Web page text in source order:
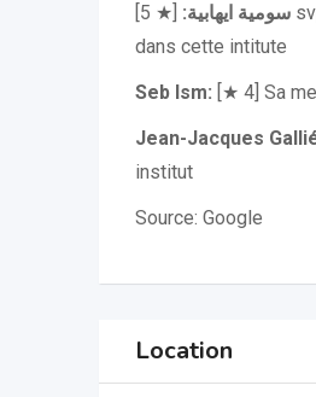
سومية ايهابية:
[★ 5] svp repond moi est ce que ya la formation de biologie
dans cette intitute
Seb Ism: [★ 4] Sa
Jean-Jacques
institut
Source: Google
Location